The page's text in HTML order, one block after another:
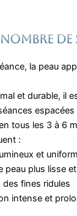
de
la peau
et durable, il
tous les 3 à 6
:
et
peau plus lisse
fines ridules
intense et